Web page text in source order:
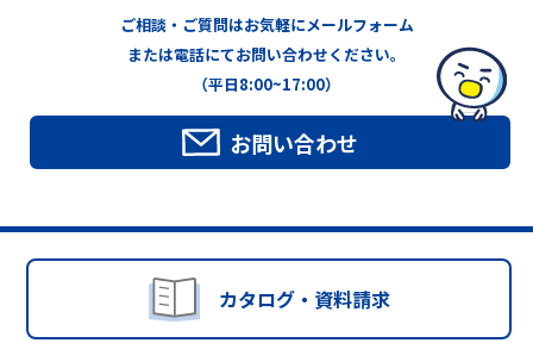
ご相談・ご質問はお気軽にメールフォーム
または電話にてお問い合わせください。
（平日8:00~17:00）
お問い合わせ
カタログ・資料請求